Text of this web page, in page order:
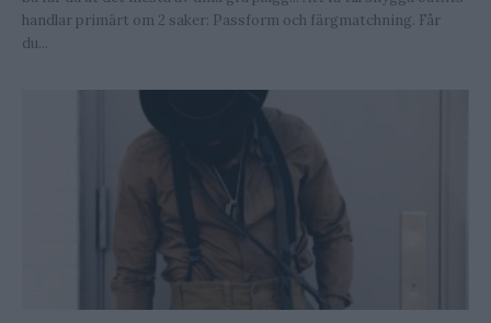
handlar primärt om 2 saker: Passform och färgmatchning. Får
du...